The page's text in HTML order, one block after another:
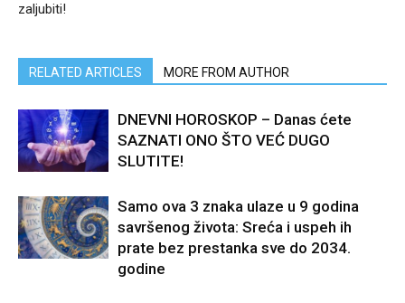
zaljubiti!
RELATED ARTICLES MORE FROM AUTHOR
DNEVNI HOROSKOP – Danas ćete
SAZNATI ONO ŠTO VEĆ DUGO
SLUTITE!
Samo ova 3 znaka ulaze u 9 godina
savršenog života: Sreća i uspeh ih
prate bez prestanka sve do 2034.
godine